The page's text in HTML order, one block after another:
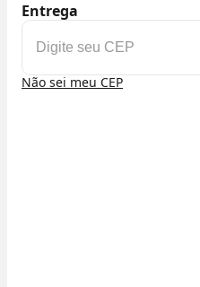
Entrega
Não sei meu CEP